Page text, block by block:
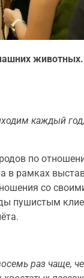
каждый
по
в рамках
со
пушистым
раз